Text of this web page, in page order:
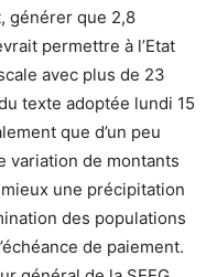
générer que 2,8
permettre à l’Etat
avec plus de 23
texte adoptée lundi 15
que d’un peu
variation de montants
une précipitation
des populations
de paiement.